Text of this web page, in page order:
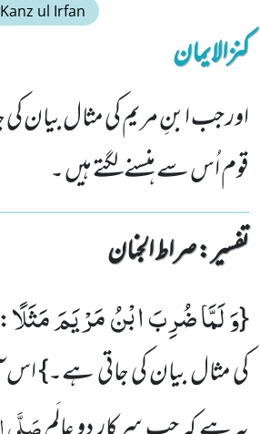
Kanz ul Irfan
کنزالایمان
اور جب ابنِ مریم کی مثال بیان
قوم اُس سے ہنسنے لگتے ہیں ۔
تفسیر : ‎صراط الجنان
{وَ لَمَّا ضُرِبَ ابْنُ مَرْیَمَ مَثَلًا
کی مثال بیان کی جاتی ہے۔}